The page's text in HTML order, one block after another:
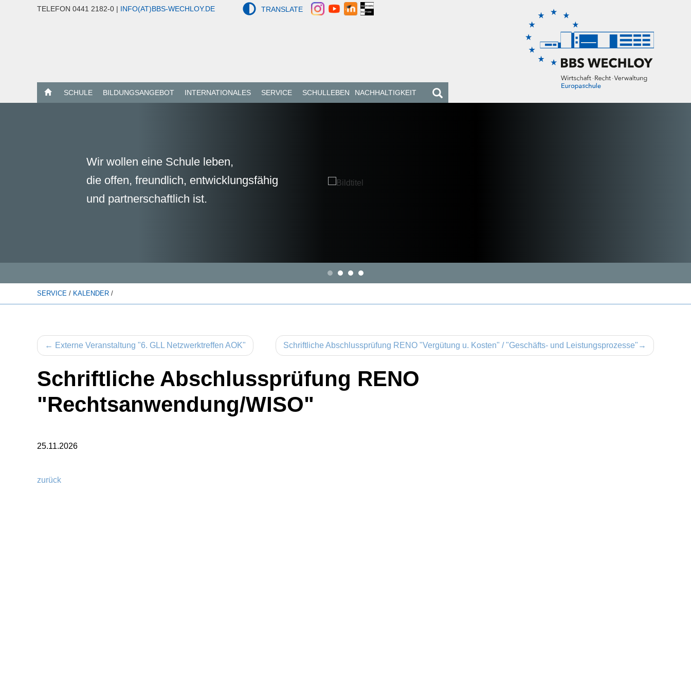
TELEFON 0441 2182-0 | INFO(AT)BBS-WECHLOY.DE TRANSLATE
SCHULE BILDUNGSANGEBOT INTERNATIONALES SERVICE SCHULLEBEN NACHHALTIGKEIT
Wir wollen eine Schule leben,
die offen, freundlich, entwicklungsfähig
und partnerschaftlich ist.
SERVICE / KALENDER /
← Externe Veranstaltung "6. GLL Netzwerktreffen AOK" Schriftliche Abschlussprüfung RENO "Vergütung u. Kosten" / "Geschäfts- und Leistungsprozesse" →
Schriftliche Abschlussprüfung RENO
"Rechtsanwendung/WISO"
25.11.2026
zurück